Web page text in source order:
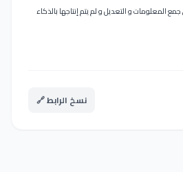
المعلومات و التعديل و لم يتم إنتاجها بالذكاء
نسخ الرابط 🔗